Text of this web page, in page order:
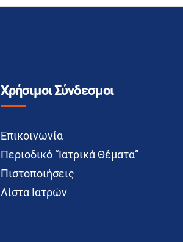
Χρήσιμοι Σύνδεσμοι
Επικοινωνία
Περιοδικό “Ιατρικά Θέματα”
Πιστοποιήσεις
Λίστα Ιατρών